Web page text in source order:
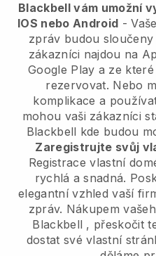
Blackbell vám umožní
IOS nebo Android -
zpráv budou sloučeny
zákazníci najdou na
Google Play a ze
rezervovat. Nebo
komplikace a
mohou vaši zákazníci
Blackbell kde budou
Zaregistrujte svůj
Registrace vlastní
rychlá a snadná.
elegantní vzhled vaší
zpráv. Nákupem
Blackbell , přeskočit
dostat své vlastní